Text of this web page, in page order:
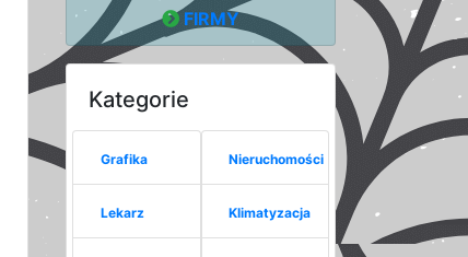
FIRMY
Kategorie
Grafika
Lekarz
Nieruchomości
Klimatyzacja